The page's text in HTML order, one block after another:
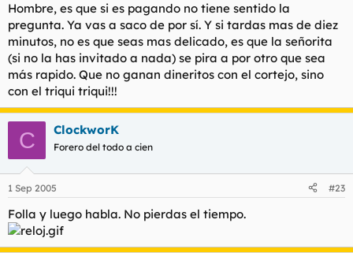
Hombre, es que si es pagando no tiene sentido la
pregunta. Ya vas a saco de por sí. Y si tardas mas de diez
minutos, no es que seas mas delicado, es que la señorita
(si no la has invitado a nada) se pira a por otro que sea
más rapido. Que no ganan dineritos con el cortejo, sino
con el triqui triqui!!!
C ClockworK
Forero del todo a cien
1 Sep 2005 #23
Folla y luego habla. No pierdas el tiempo.